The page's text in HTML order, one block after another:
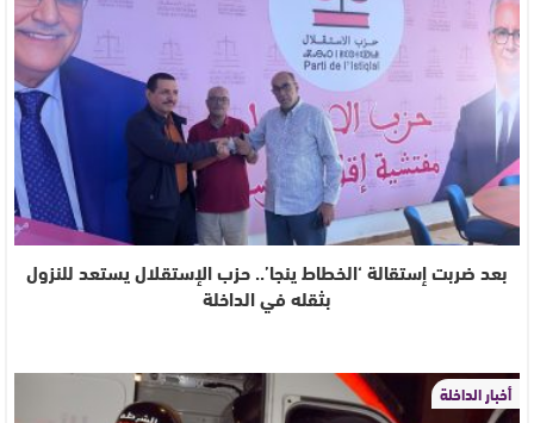
بعد ضربت إستقالة ‘الخطاط ينجا’.. حزب الإستقلال يستعد للنزول
بثقله في الداخلة
أخبار الداخلة